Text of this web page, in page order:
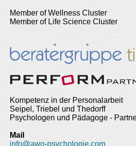
Member of Wellness Cluster
Member of Life Science Cluster
Kompetenz in der Personalarbeit
Seipel, Triebel und Thedorff
Psychologen und Pädagoge -
Mail
info@awo-psychologie.com